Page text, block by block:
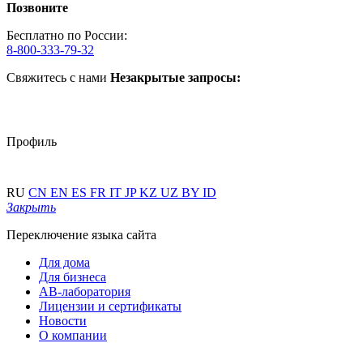
Позвоните
Бесплатно по России:
8-800-333-79-32
Свяжитесь с нами Незакрытые запросы:
Профиль
RU CN EN ES FR IT JPKZ UZ BY ID
Закрыть
Переключение языка сайта
Для дома
Для бизнеса
АВ-лаборатория
Лицензии и сертификаты
Новости
О компании